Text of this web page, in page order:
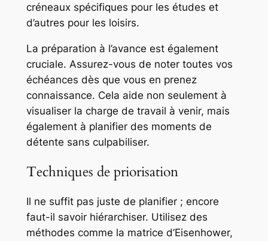
créneaux spécifiques pour les études et
d’autres pour les loisirs.
La préparation à l’avance est également
cruciale. Assurez-vous de noter toutes vos
échéances dès que vous en prenez
connaissance. Cela aide non seulement à
visualiser la charge de travail à venir, mais
également à planifier des moments de
détente sans culpabiliser.
Techniques de priorisation
Il ne suffit pas juste de planifier ; encore
faut-il savoir hiérarchiser. Utilisez des
méthodes comme la matrice d’Eisenhower,